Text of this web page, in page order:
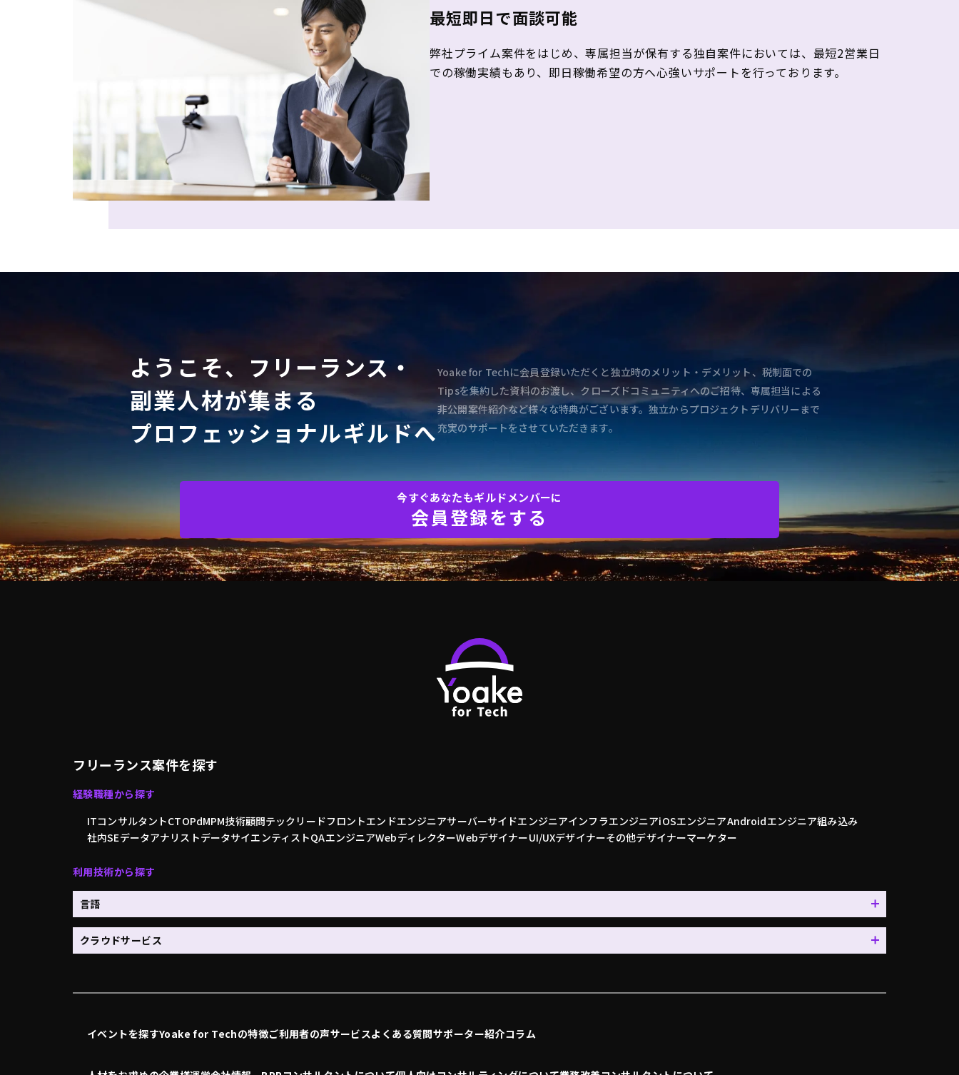
最短即日で面談可能
弊社プライム案件をはじめ、専属担当が保有する独自案件においては、最短2営業日
での稼働実績もあり、即日稼働希望の方へ心強いサポートを行っております。
ようこそ、フリーランス・
副業人材が集まる
プロフェッショナルギルドへ
Yoake for Techに会員登録いただくと独立時のメリット・デメリット、税制面での
Tipsを集約した資料のお渡し、クローズドコミュニティへのご招待、専属担当による
非公開案件紹介など様々な特典がございます。独立からプロジェクトデリバリーまで
充実のサポートをさせていただきます。
今すぐあなたもギルドメンバーに
会員登録をする
フリーランス案件を探す
経験職種から探す
ITコンサルタントCTOPdMPM技術顧問テックリードフロントエンドエンジニアサーバーサイドエンジニアインフラエンジニアiOSエンジニアAndroidエンジニア組み込み
社内SEデータアナリストデータサイエンティストQAエンジニアWebディレクターWebデザイナーUI/UXデザイナーその他デザイナーマーケター
利用技術から探す
言語
クラウドサービス
イベントを探すYoake for Techの特徴ご利用者の声サービスよくある質問サポーター紹介コラム